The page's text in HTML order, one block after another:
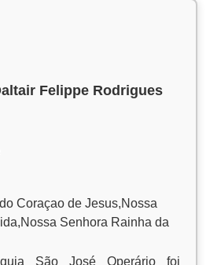
Felippe Rodrigues
Coraçao de Jesus,Nossa
Senhora Rainha da
São José Operário foi